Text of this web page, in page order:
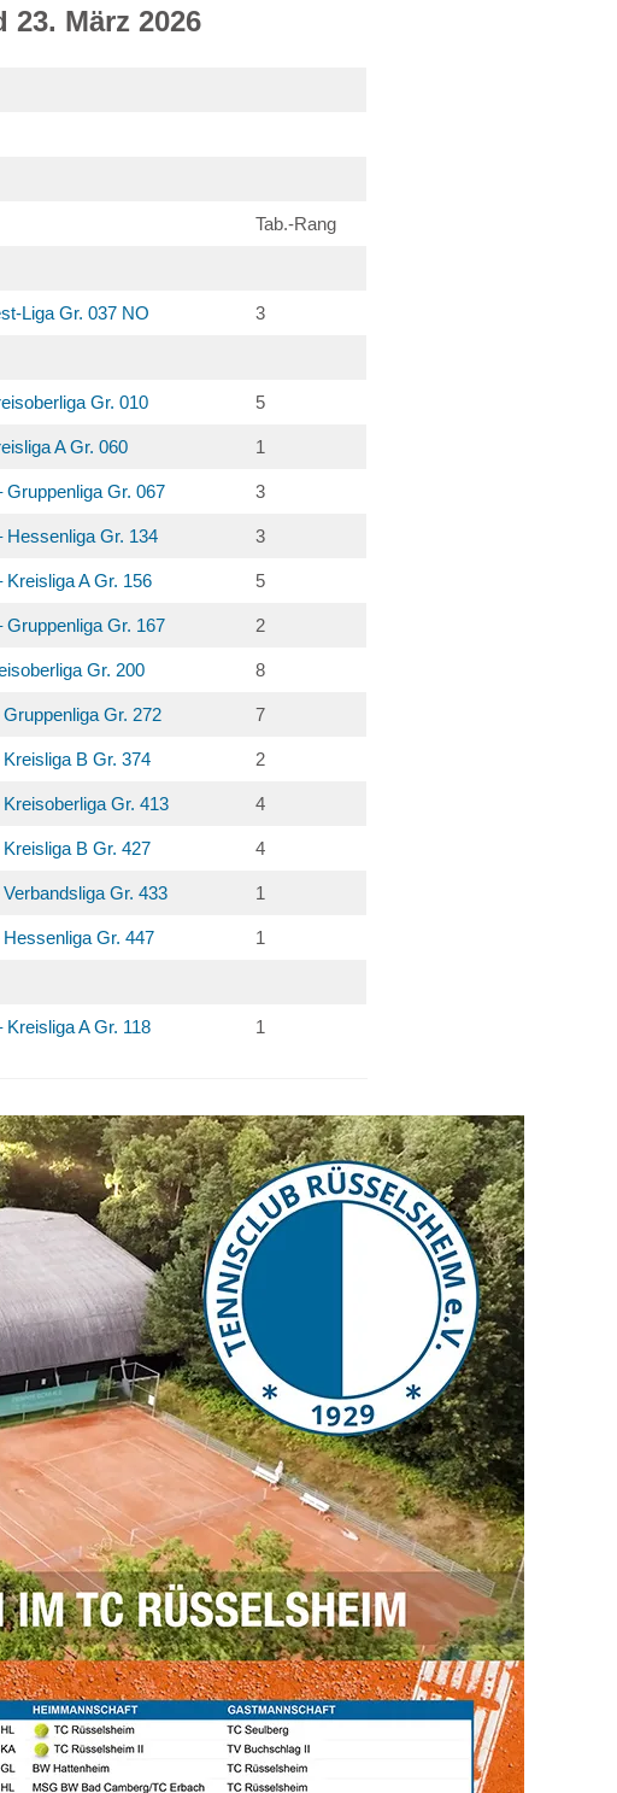
März 2026
Tab.-Rang
Liga Gr. 037 NO 3
Gr. 010 5
A Gr. 060 1
Gruppenliga Gr. 067 3
Hessenliga Gr. 134 3
A Gr. 156 5
Gruppenliga Gr. 167 2
Gr. 200 8
Gr. 272 7
B Gr. 374 2
Gr. 413 4
B Gr. 427 4
Gr. 433 1
Gr. 447 1
A Gr. 118 1